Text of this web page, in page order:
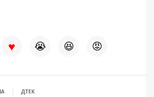
♥ 😭 😆 😡
ДТЕК